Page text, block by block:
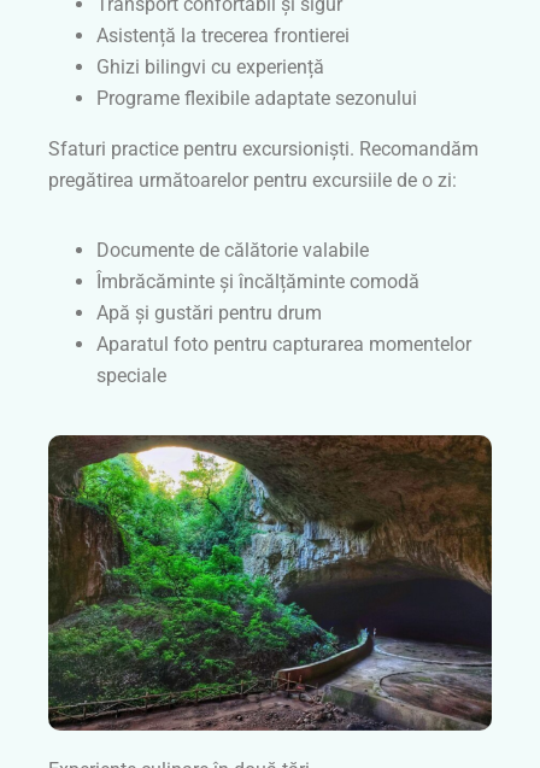
Asistență la trecerea frontierei
Ghizi bilingvi cu experiență
Programe flexibile adaptate sezonului
Sfaturi practice pentru excursioniști. Recomandăm
pregătirea următoarelor pentru excursiile de o zi:
Documente de călătorie valabile
Îmbrăcăminte și încălțăminte comodă
Apă și gustări pentru drum
Aparatul foto pentru capturarea momentelor
speciale